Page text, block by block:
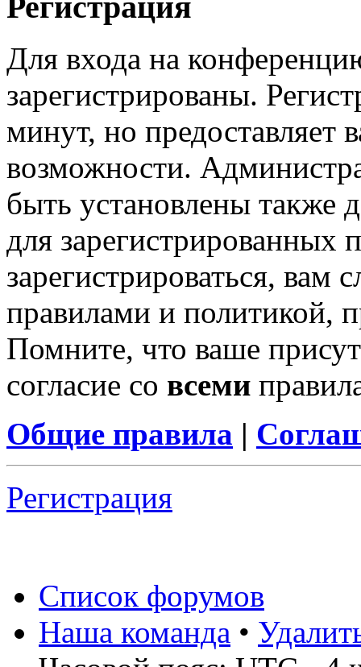
Для входа на
зарегистрированы.
минут, но предоставляет
возможности.
быть установлены также
для зарегистрированных
зарегистрироваться, вам
правилами и политикой,
Помните, что ваше
согласие со всеми
Общие правила |
Регистрация
Список форумов
Наша команда •